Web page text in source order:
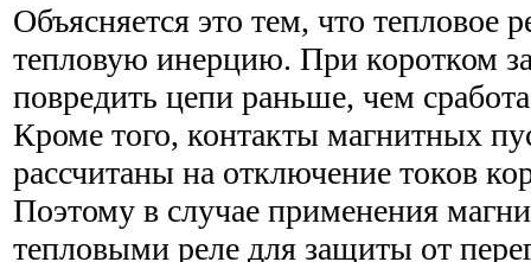
Объясняется это тем, что тепловое
тепловую инерцию. При коротком
повредить цепи раньше, чем
Кроме того, контакты магнитных
рассчитаны на отключение токов
Поэтому в случае применения
тепловыми реле для защиты от